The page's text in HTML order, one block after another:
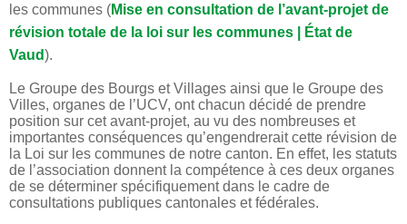
les communes (Mise en consultation de l’avant-projet de
révision totale de la loi sur les communes | État de
Vaud).
Le Groupe des Bourgs et Villages ainsi que le Groupe des
Villes, organes de l’UCV, ont chacun décidé de prendre
position sur cet avant-projet, au vu des nombreuses et
importantes conséquences qu’engendrerait cette révision de
la Loi sur les communes de notre canton. En effet, les statuts
de l’association donnent la compétence à ces deux organes
de se déterminer spécifiquement dans le cadre de
consultations publiques cantonales et fédérales.